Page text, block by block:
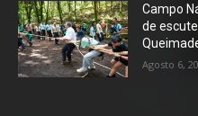
Campo
de
Agosto 6,